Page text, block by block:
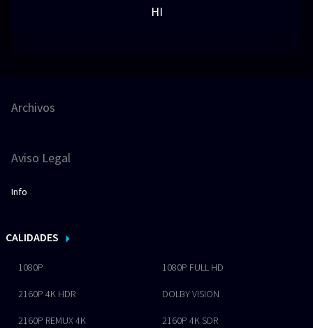
HI
Archivos
Aviso Legal
Info
CALIDADES
1080P 1080P FULL HD
2160P 4K HDR DOLBY VISION
2160P REMUX 4K 2160P 4K SDR